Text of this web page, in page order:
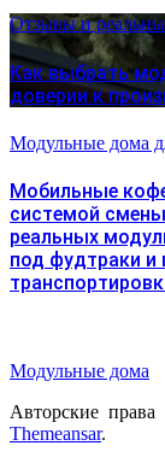
Отзывы и
Как выбрать
доверии к
Модульные дома
Мобильные
системой
реальных
под фудтраки и
Модульные дома
Авторские
Themeansar.